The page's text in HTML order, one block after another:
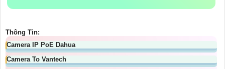
Thông Tin:
Camera IP PoE Dahua
Camera To Vantech